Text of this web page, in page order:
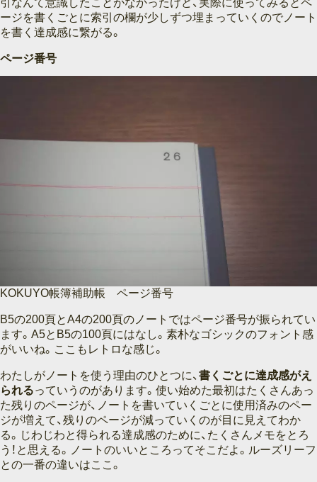
引なんて意識したことがなかったけど、実際に使ってみるとペ
ージを書くごとに索引の欄が少しずつ埋まっていくのでノート
を書く達成感に繋がる。
ページ番号
KOKUYO帳簿補助帳 ページ番号
B5の200頁とA4の200頁のノートではページ番号が振られてい
ます。A5とB5の100頁にはなし。素朴なゴシックのフォント感
がいいね。ここもレトロな感じ。
わたしがノートを使う理由のひとつに、 書くごとに達成感がえ
られるっていうのがあります。使い始めた最初はたくさんあっ
た残りのページが、ノートを書いていくごとに使用済みのペー
ジが増えて、残りのページが減っていくのが目に見えてわか
る。じわじわと得られる達成感のために、たくさんメモをとろ
う！と思える。ノートのいいところってそこだよ。ルーズリーフ
との一番の違いはここ。